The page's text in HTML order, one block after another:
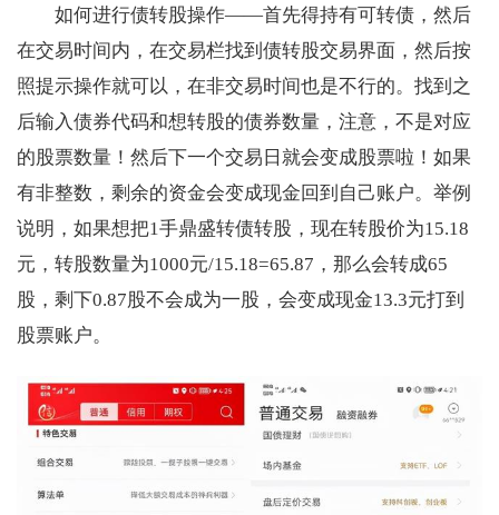
如何进行债转股操作——首先得持有可转债，然后
在交易时间内，在交易栏找到债转股交易界面，然后按
照提示操作就可以，在非交易时间也是不行的。找到之
后输入债券代码和想转股的债券数量，注意，不是对应
的股票数量！然后下一个交易日就会变成股票啦！如果
有非整数，剩余的资金会变成现金回到自己账户。举例
说明，如果想把1手鼎盛转债转股，现在转股价为15.18
元，转股数量为1000元/15.18=65.87，那么会转成65
股，剩下0.87股不会成为一股，会变成现金13.3元打到
股票账户。